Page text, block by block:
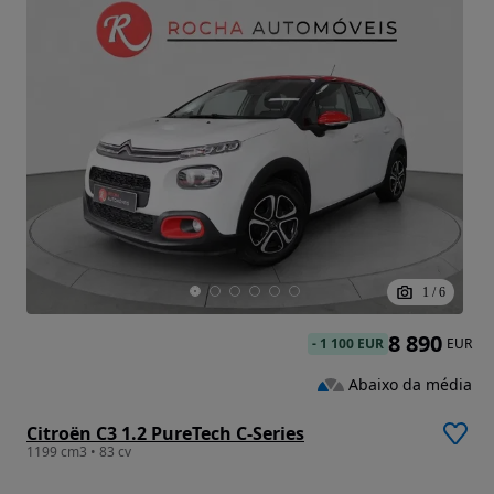
1 / 6
Citroën C3 1.2 PureTech C-Series
1199 cm3 • 83 cv
- 1 100 EUR 8 890 EUR
Abaixo da média